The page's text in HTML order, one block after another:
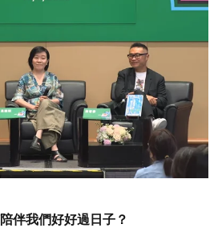
伴我們好好過日子？